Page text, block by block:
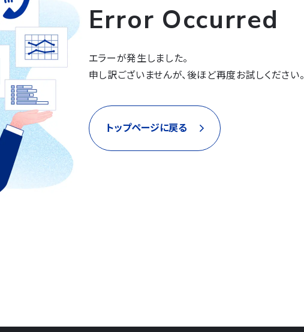
Error Occurred
エラーが発生しました。
申し訳ございませんが、後ほど再度お試しください。
トップページに戻る